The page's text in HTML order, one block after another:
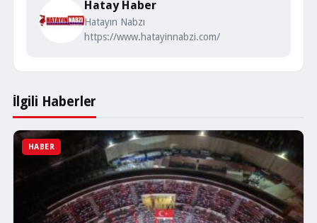
Hatay Haber
Hatayın Nabzı
https://www.hatayinnabzi.com/
İlgili Haberler
HABER